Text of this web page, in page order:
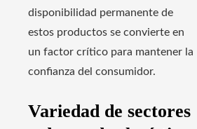
disponibilidad permanente de
estos productos se convierte en
un factor crítico para mantener la
confianza del consumidor.
Variedad de sectores